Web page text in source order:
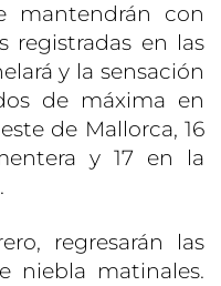
mantendrán con
registradas en las
y la sensación
de máxima en
de Mallorca, 16
y 17 en la
regresarán las
niebla matinales.